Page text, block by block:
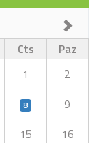
Cts
Paz
1
2
8
9
15
16